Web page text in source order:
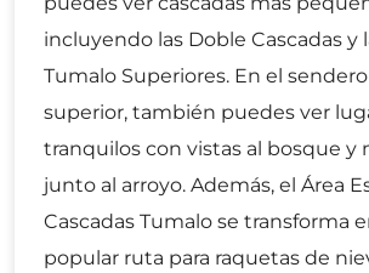
incluyendo las Doble Cascadas y
Tumalo Superiores. En el
superior, también puedes ver
tranquilos con vistas al bosque y
junto al arroyo. Además, el Área
Cascadas Tumalo se transforma
popular ruta para raquetas de